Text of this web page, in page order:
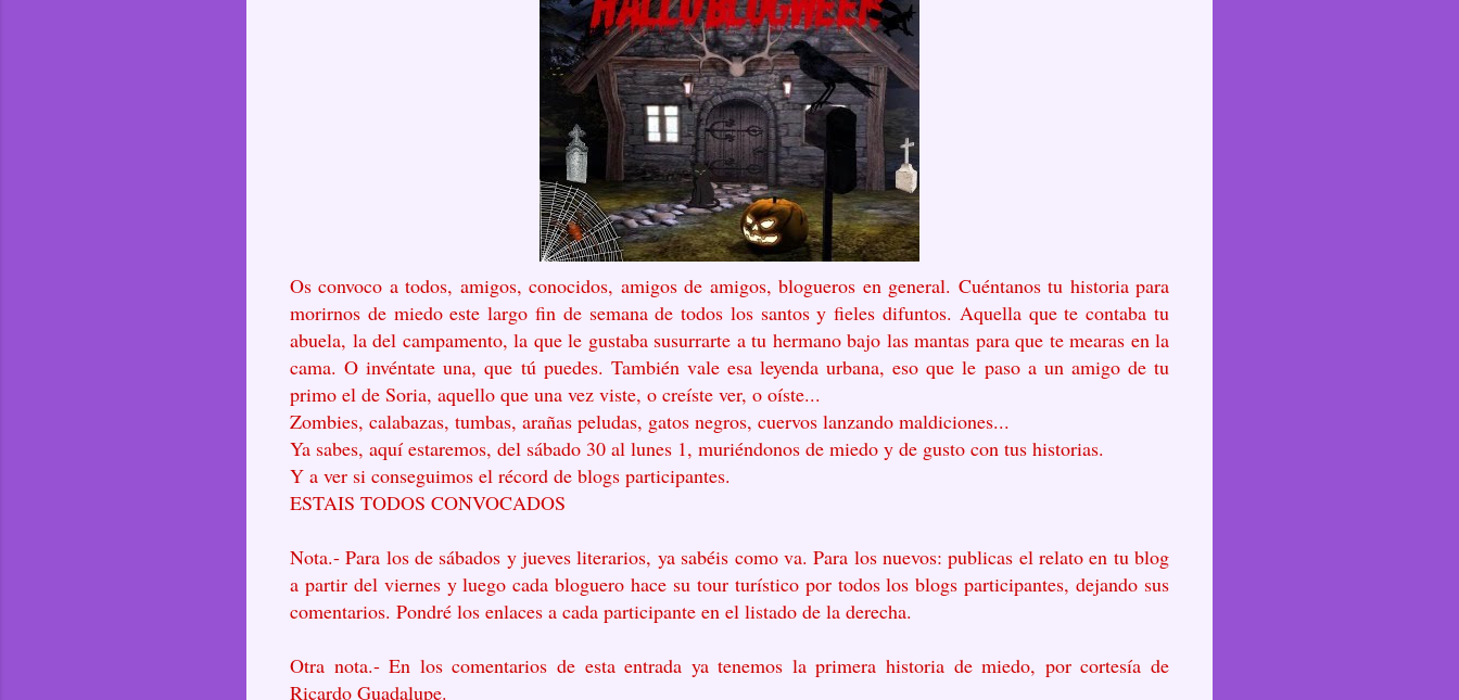
Os convoco a todos, amigos, conocidos, amigos de amigos, blogueros en general. Cuéntanos tu historia para
morirnos de miedo este largo fin de semana de todos los santos y fieles difuntos. Aquella que te contaba tu
abuela, la del campamento, la que le gustaba susurrarte a tu hermano bajo las mantas para que te mearas en la
cama. O invéntate una, que tú puedes. También vale esa leyenda urbana, eso que le paso a un amigo de tu
primo el de Soria, aquello que una vez viste, o creíste ver, o oíste...
Zombies, calabazas, tumbas, arañas peludas, gatos negros, cuervos lanzando maldiciones...
Ya sabes, aquí estaremos, del sábado 30 al lunes 1, muriéndonos de miedo y de gusto con tus historias.
Y a ver si conseguimos el récord de blogs participantes.
ESTAIS TODOS CONVOCADOS
Nota.- Para los de sábados y jueves literarios, ya sabéis como va. Para los nuevos: publicas el relato en tu blog
a partir del viernes y luego cada bloguero hace su tour turístico por todos los blogs participantes, dejando sus
comentarios. Pondré los enlaces a cada participante en el listado de la derecha.
Otra nota.- En los comentarios de esta entrada ya tenemos la primera historia de miedo, por cortesía de
Ricardo Guadalupe.